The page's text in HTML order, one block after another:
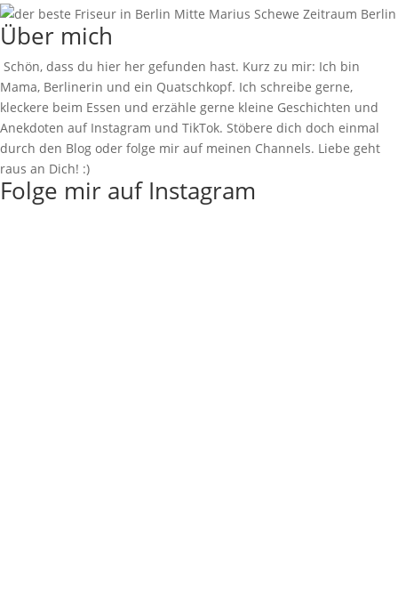
Über mich
Schön, dass du hier her gefunden hast. Kurz zu mir: Ich bin
Mama, Berlinerin und ein Quatschkopf. Ich schreibe gerne,
kleckere beim Essen und erzähle gerne kleine Geschichten und
Anekdoten auf Instagram und TikTok. Stöbere dich doch einmal
durch den Blog oder folge mir auf meinen Channels. Liebe geht
raus an Dich! :)
Folge mir auf Instagram